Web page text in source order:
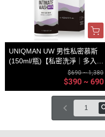
UNIQMAN UW 男性私密慕斯
(150ml/瓶)【私密洗淨｜多入更
$690 ~ 1,380
$390 ~ 690